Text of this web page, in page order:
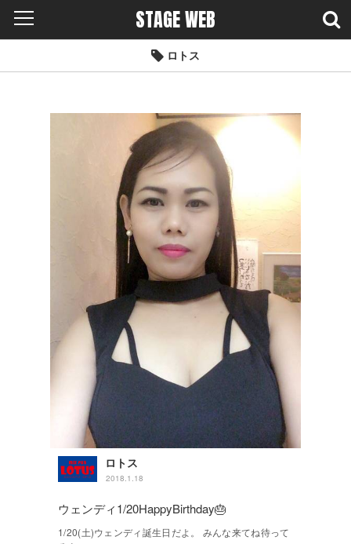
STAGE WEB
ロトス
ロトス
2018.1.18
ウェンディ1/20HappyBirthday🎂
1/20(土)ウェンディ誕生日だよ。 みんな来てね待って